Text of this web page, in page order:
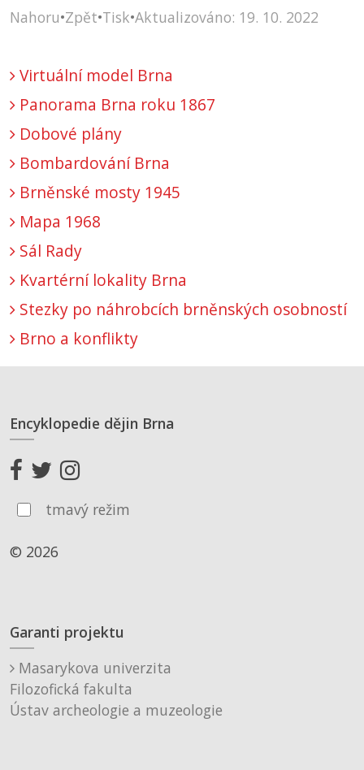
Nahoru•Zpět•Tisk•Aktualizováno: 19. 10. 2022
Virtuální model Brna
Panorama Brna roku 1867
Dobové plány
Bombardování Brna
Brněnské mosty 1945
Mapa 1968
Sál Rady
Kvartérní lokality Brna
Stezky po náhrobcích brněnských osobností
Brno a konflikty
Encyklopedie dějin Brna
tmavý režim
© 2026
Garanti projektu
Masarykova univerzita
Filozofická fakulta
Ústav archeologie a muzeologie